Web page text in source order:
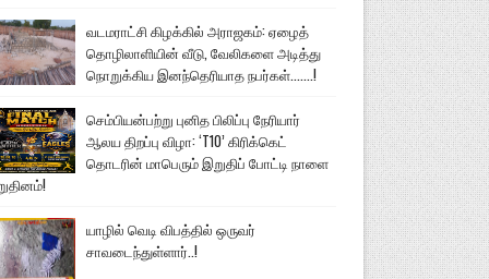
வடமராட்சி கிழக்கில் அராஜகம்: ஏழைத்
தொழிலாளியின் வீடு, வேலிகளை அடித்து
நொறுக்கிய இனந்தெரியாத நபர்கள்.......!
செம்பியன்பற்று புனித பிலிப்பு நேரியார்
ஆலய திறப்பு விழா: ‘T10’ கிரிக்கெட்
தொடரின் மாபெரும் இறுதிப் போட்டி நாளை
யாழில் வெடி விபத்தில் ஒருவர்
சாவடைந்துள்ளார்..!